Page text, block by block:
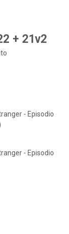
+ 21v2
- Episodio
- Episodio